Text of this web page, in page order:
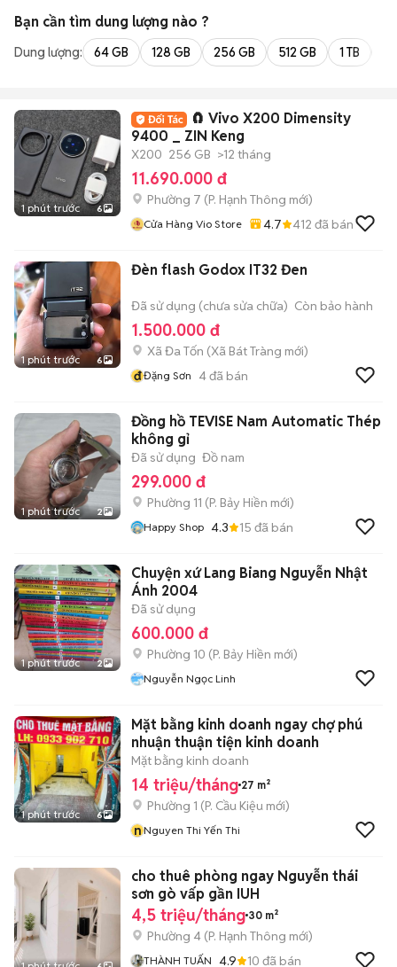
Bạn cần tìm dung lượng nào ?
Dung lượng: 64 GB 128 GB 256 GB 512 GB 1 TB
1 phút trước 6
🧲 Vivo X200 Dimensity
9400 _ ZIN Keng
X200 256 GB >12 tháng
11.690.000 đ
Phường 7 (P. Hạnh Thông mới)
Cửa Hàng Vio Store 4.7 412 đã bán
1 phút trước 6
Đèn flash Godox IT32 Đen
Đã sử dụng (chưa sửa chữa) Còn bảo hành
1.500.000 đ
Xã Đa Tốn (Xã Bát Tràng mới)
đĐặng Sơn 4đã bán
1 phút trước 2
Đồng hồ TEVISE Nam Automatic Thép
không gỉ
Đã sử dụng Đồ nam
299.000 đ
Phường 11 (P. Bảy Hiền mới)
Happy Shop 4.3 15 đã bán
1 phút trước 2
Chuyện xứ Lang Biang Nguyễn Nhật
Ánh 2004
Đã sử dụng
600.000 đ
Phường 10 (P. Bảy Hiền mới)
Nguyễn Ngọc Linh
1 phút trước 6
Mặt bằng kinh doanh ngay chợ phú
nhuận thuận tiện kinh doanh
Mặt bằng kinh doanh
14 triệu/tháng 27 m²
Phường 1 (P. Cầu Kiệu mới)
nNguyen Thi Yến Thi
cho thuê phòng ngay Nguyễn thái
sơn gò vấp gần IUH
4,5 triệu/tháng 30 m²
Phường 4 (P. Hạnh Thông mới)
THÀNH TUẤN 4.9 10 đã bán